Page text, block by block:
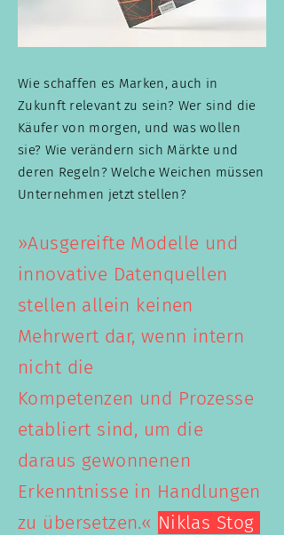
Wie schaffen es Marken, auch in
Zukunft relevant zu sein? Wer sind die
Käufer von morgen, und was wollen
sie? Wie verändern sich Märkte und
deren Regeln? Welche Weichen müssen
Unternehmen jetzt stellen?
»Ausgereifte Modelle und
innovative Datenquellen
stellen allein keinen
Mehrwert dar, wenn intern
nicht die
Kompetenzen und Prozesse
etabliert sind, um die
daraus gewonnenen
Erkenntnisse in Handlungen
zu übersetzen.« Niklas Stog